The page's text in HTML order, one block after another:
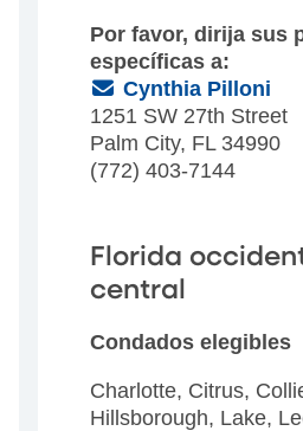
Por favor, dirija sus
específicas a:
(Email)
Cynthia Pilloni
1251 SW 27th Street
Palm City, FL 34990
(772) 403-7144
Florida
central
Condados elegibles
Charlotte, Citrus,
Hillsborough, Lake,